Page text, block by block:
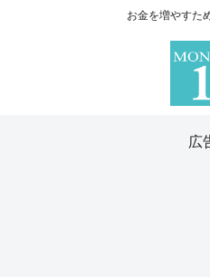
お金を増やすた
広